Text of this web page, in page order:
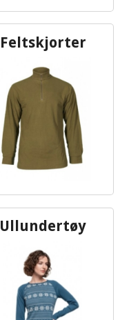
Feltskjorter
Ullundertøy